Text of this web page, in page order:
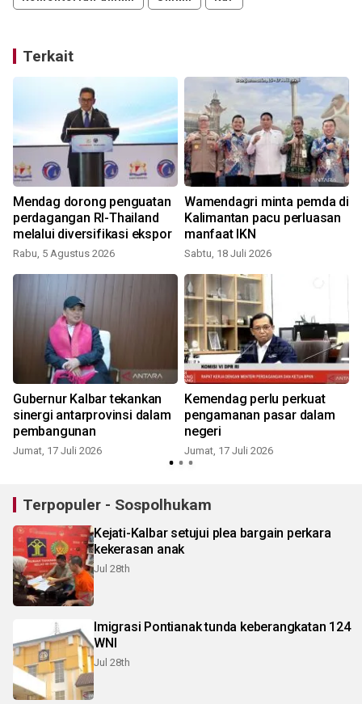
Terkait
Mendag dorong penguatan
perdagangan RI-Thailand
melalui diversifikasi ekspor
Rabu, 5 Agustus 2026
Wamendagri minta pemda di
Kalimantan pacu perluasan
manfaat IKN
Sabtu, 18 Juli 2026
Gubernur Kalbar tekankan
sinergi antarprovinsi dalam
pembangunan
Jumat, 17 Juli 2026
Kemendag perlu perkuat
pengamanan pasar dalam
negeri
Jumat, 17 Juli 2026
Terpopuler - Sospolhukam
Kejati-Kalbar setujui plea bargain perkara
kekerasan anak
Jul 28th
Imigrasi Pontianak tunda keberangkatan 124
WNI
Jul 28th